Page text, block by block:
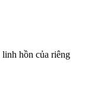
hồn của riêng